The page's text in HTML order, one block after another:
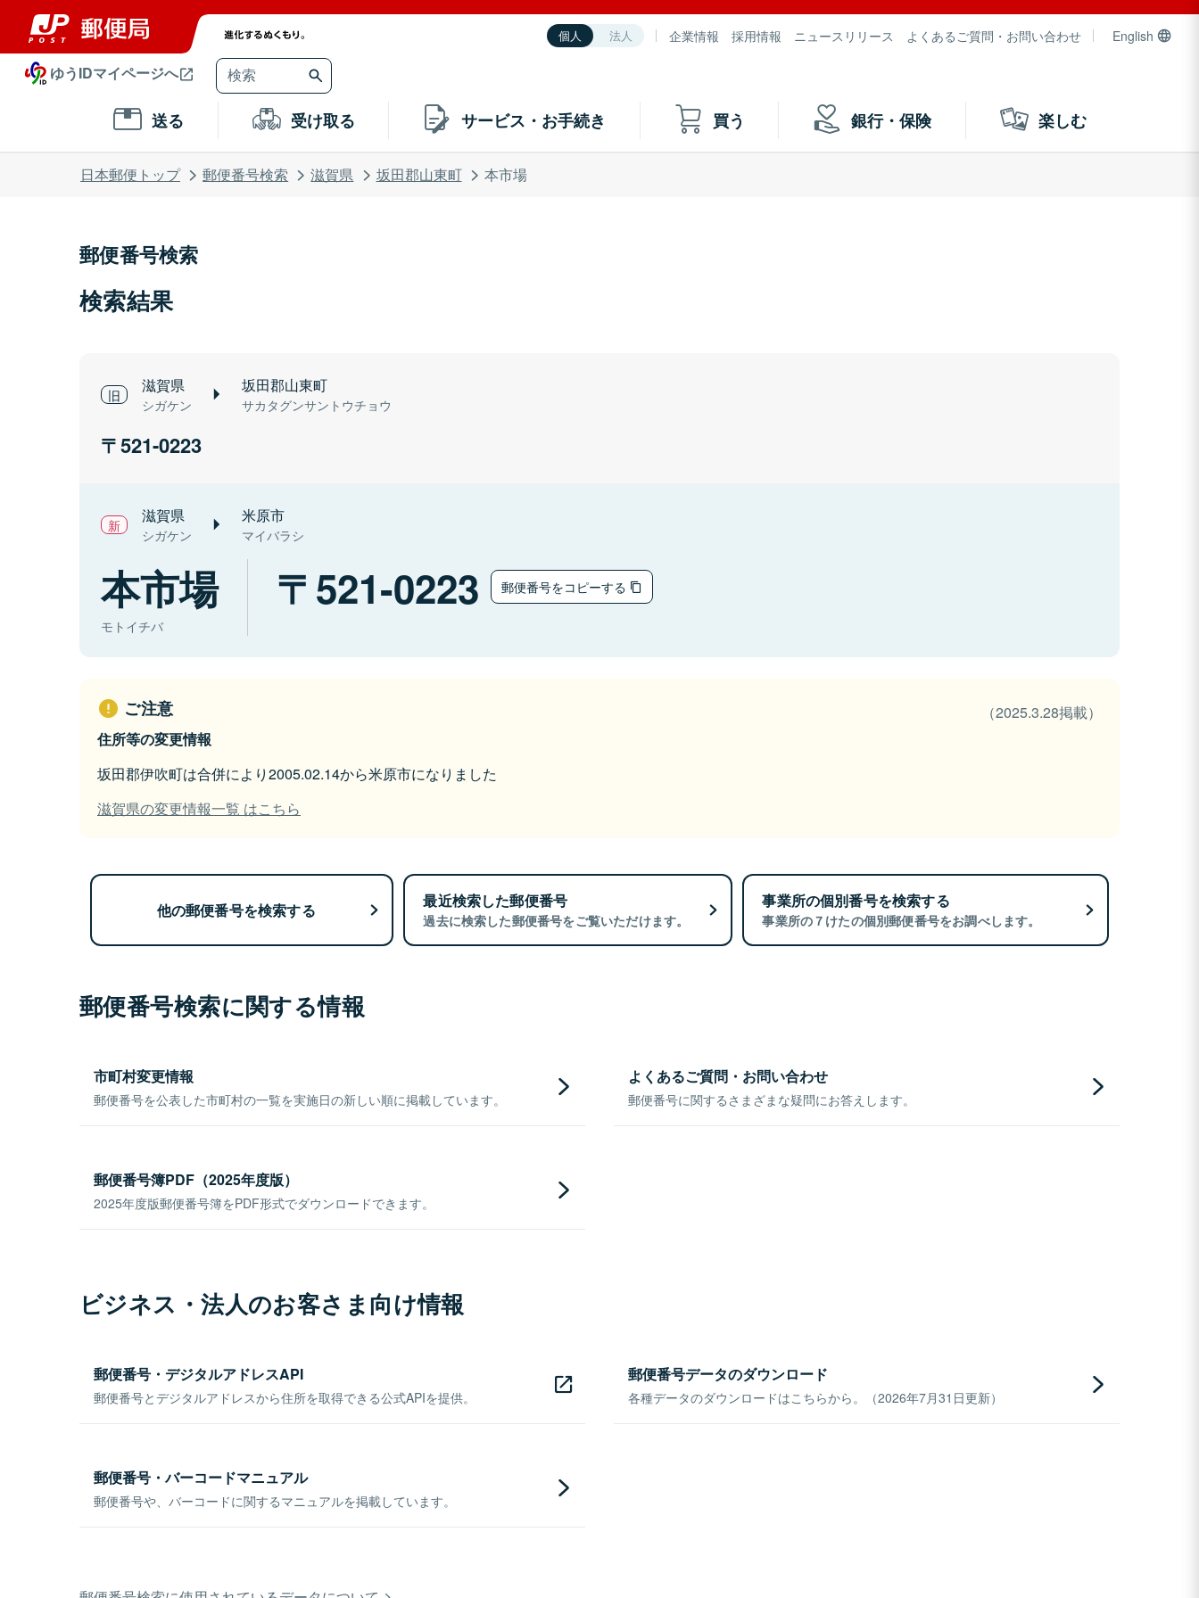
個人 法人 企業情報 採用情報 ニュースリリース よくあるご質問・お問い合わせ English
ゆうIDマイページへ
送る 受け取る サービス・お手続き 買う 銀行・保険 楽しむ
日本郵便トップ 郵便番号検索 滋賀県 坂田郡山東町 本市場
郵便番号検索
検索結果
滋賀県
シガケン
坂田郡山東町
サカタグンサントウチョウ
521-0223
滋賀県
シガケン
米原市
マイバラシ
本市場
モトイチバ
521-0223 郵便番号をコピーする
ご注意
（2025.3.28掲載）
住所等の変更情報
坂田郡伊吹町は合併により2005.02.14から米原市になりました
滋賀県の変更情報一覧 はこちら
他の郵便番号を検索する 最近検索した郵便番号
過去に検索した郵便番号をご覧いただけます。
事業所の個別番号を検索する
事業所の７けたの個別郵便番号をお調べします。
郵便番号検索に関する情報
市町村変更情報
郵便番号を公表した市町村の一覧を実施日の新しい順に掲載しています。
よくあるご質問・お問い合わせ
郵便番号に関するさまざまな疑問にお答えします。
郵便番号簿PDF（2025年度版）
2025年度版郵便番号簿をPDF形式でダウンロードできます。
ビジネス・法人のお客さま向け情報
郵便番号・デジタルアドレスAPI
郵便番号とデジタルアドレスから住所を取得できる公式APIを提供。
郵便番号データのダウンロード
各種データのダウンロードはこちらから。（2026年7月31日更新）
郵便番号・バーコードマニュアル
郵便番号や、バーコードに関するマニュアルを掲載しています。